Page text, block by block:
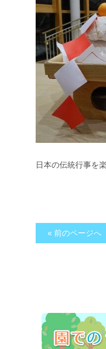
日本の伝統行事を
« 前のページへ